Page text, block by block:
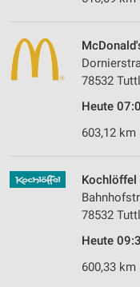
78532
Heute
603,12 km
78532
Heute
600,33 km